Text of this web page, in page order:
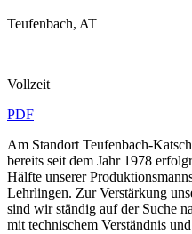
Teufenbach, AT
Vollzeit
PDF
Am Standort Teufenbach-
bereits seit dem Jahr 1978
Hälfte unserer
Lehrlingen. Zur Verstärkung
sind wir ständig auf der Suche
mit technischem Verständnis